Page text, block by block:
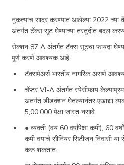
नुकत्याच सादर करण्यात आलेल्या 2022
अंतर्गत टॅक्स सूट घेण्याच्या तरतुदीत बदल
सेक्शन 87 A अंतर्गत टॅक्स सूटचा फायदा
पूर्ण करणे आवश्यक आहे:
टॅक्सपेअर्स भारतीय नागरिक असणे
चॅप्टर VI-A अंतर्गत स्पेसीफाय
अंतर्गत डीडक्शन घेतल्यानंतर एखाद्या
5,00,000 पेक्षा जास्त नसावे.
● व्यक्ती (वय 60 वर्षांपेक्षा कमी), 60
कमी वयाचे सीनियर सिटीजन निवासी
करू शकतात.